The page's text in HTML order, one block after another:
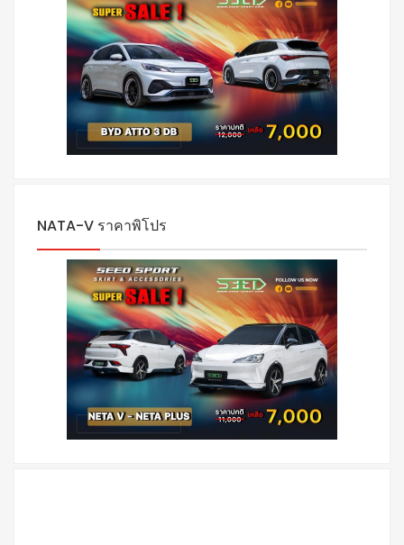
NATA-V ราคาพิโปร